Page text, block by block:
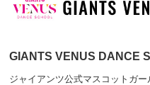
GIANTS VENUS DANCE
ジャイアンツ公式マスコットガ